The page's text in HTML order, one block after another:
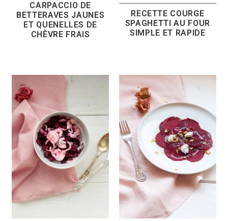
CARPACCIO DE
BETTERAVES JAUNES
ET QUENELLES DE
CHÈVRE FRAIS
RECETTE COURGE
SPAGHETTI AU FOUR
SIMPLE ET RAPIDE